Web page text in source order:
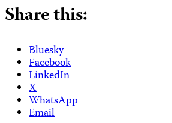
Share this:
Bluesky
Facebook
LinkedIn
X
WhatsApp
Email